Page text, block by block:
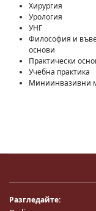
Хирургия
Урология
УНГ
Философия и
основи
Практически
Учебна практика
Миниинвазивни
Разгледайте: